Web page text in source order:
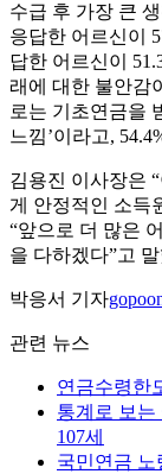
수급 후 가장 큰
응답한 어르신이
답한 어르신이
래에 대한 불안감
로는 기초연금을
느낌’이라고,
김용진 이사장은
게 안정적인 소득
“앞으로 더 많은
을 다하겠다”고
박응서 기자
관련 뉴스
연금수령한
통계로 보
107세
국민연금 노